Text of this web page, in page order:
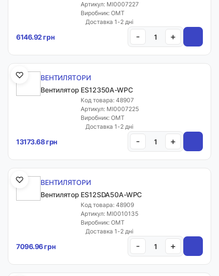
Артикул: MI0007227
Виробник: OMT
Доставка 1-2 дні
6146.92 грн - +
ВЕНТИЛЯТОРИ
Вентилятор ES12350A-WPC
Код товара: 48907
Артикул: MI0007225
Виробник: OMT
Доставка 1-2 дні
13173.68 грн - +
ВЕНТИЛЯТОРИ
Вентилятор ES12SDA50A-WPC
Код товара: 48909
Артикул: MI0010135
Виробник: OMT
Доставка 1-2 дні
7096.96 грн - +